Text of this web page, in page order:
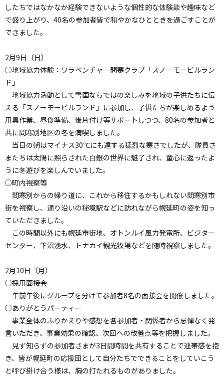
したちではなかなか経験できないような個性的な体験談や趣味など
で盛り上がり、40名の参加者皆で和やかなひとときを過ごすことが
できました。
2月9日（日）
○地域協力体験：ワラベンチャー問寒クラブ「スノーモービルラン
ド」
地域協力活動として雪国ならではの楽しみを地域の子供たちに伝
える「スノーモービルランド」に参加し、子供たちが楽しめるよう
用具作業、昼食準備、後片付け等サポートしつつ、80名の参加者と
共に問寒別地区の冬を満喫しました。
当日の朝はマイナス30℃にも達する猛烈な寒さでしたが、隊員さ
またちは太陽に照らされた白銀の世界に魅了され、童心に返ったよ
うに冬遊びを楽しんでいました。
○町内視察等
問寒別からの帰り道に、これから移住するかもしれない問寒別市
街を視察し、通り沿いの秘境駅などに訪れながら幌延町の姿を知っ
ていただきました。
この時間以外にも幌延市街地、オトンルイ風力発電所、ビジター
センター、下沼湧水、トナカイ観光牧場などを随時視察しました。
2月10日（月）
○採用面接会
午前午後にグループを分けて参加者8名の面接会を開催しました。
○ありがとうパーティー
事業全体のふりかえりや感想を各参加者・関係者から忌憚なく発
言いただき、事業効果の確認、次回への改善点等を把握しました。
見ず知らずの参加者さまが3日間時間を共有することで連帯感を抱
き、皆が幌延町の応援団として自分たちでできることをしていこう
と呼び掛け合う様は、胸の打たれるものがありました。